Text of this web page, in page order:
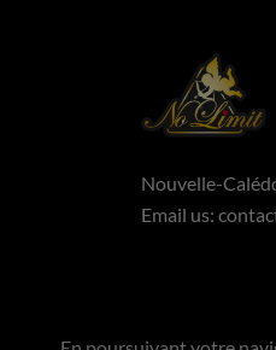
Nouvelle-
Email us: